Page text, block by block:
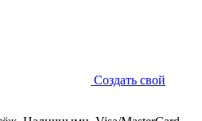
Создать свой